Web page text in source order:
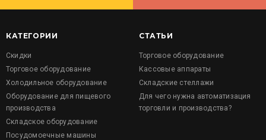
КАТЕГОРИИ
Скидки
Торговое оборудование
Холодильное оборудование
Оборудование для пищевого
производства
Складское оборудование
Посудомоечные машины
СТАТЬИ
Торговое оборудование
Кассовые аппараты
Складские стеллажи
Для чего нужна автоматизация
торговли и производства?